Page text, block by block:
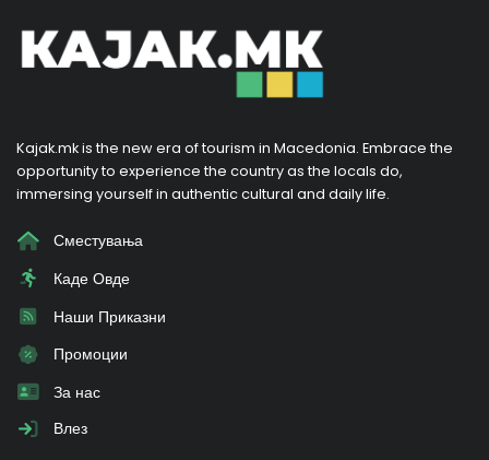
Kajak.mk is the new era of tourism in Macedonia. Embrace the
opportunity to experience the country as the locals do,
immersing yourself in authentic cultural and daily life.
Сместувања
Каде Овде
Наши Приказни
Промоции
За нас
Влез